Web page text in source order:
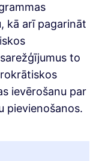
kā arī pagarināt
to
ievērošanu par
pievienošanos.